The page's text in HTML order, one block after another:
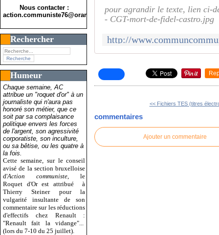
Nous contacter :
action.communiste76@orange.fr>
Rechercher
Humeur
Chaque semaine, AC
attribue un "roquet d'or" à un
journaliste qui n'aura pas
honoré son métier, que ce
soit par sa complaisance
politique envers les forces
de l'argent, son agressivité
corporatiste, son inculture,
ou sa bêtise, ou les quatre à
la fois.
Cette semaine, sur le conseil
avisé de la section bruxelloise
d'Action communiste , le
Roquet d'Or est attribué
à
Thierry Steiner pour la
vulgarité insultante de son
commentaire sur les réductions
d'effectifs chez Renault :
"Renault fait la vidange"...
(lors du 7-10 du 25 juillet).
pour agrandir le texte, lien ci-
- CGT-mort-de-fidel-castro.jpg
<< Fichiers TES (titres
commentaires
Ajouter un commentaire